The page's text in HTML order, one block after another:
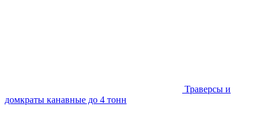
Траверсы и
домкраты канавные до 4 тонн